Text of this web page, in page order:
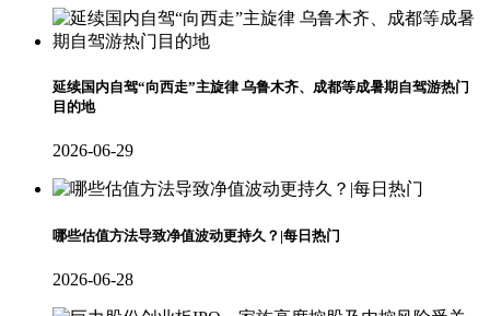
延续国内自驾“向西走”主旋律 乌鲁木齐、成都等成暑期自驾游热门
目的地
2026-06-29
哪些估值方法导致净值波动更持久？|每日热门
2026-06-28